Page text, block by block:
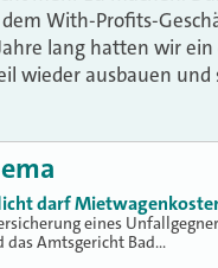
With-Profits-
lang hatten wir
wieder ausbauen
darf
eines
das Amtsgericht Bad…